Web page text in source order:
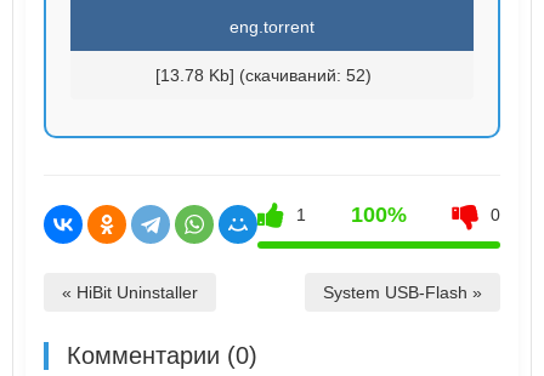
eng.torrent
[13.78 Kb] (cкачиваний: 52)
1 100% 0
« HiBit Uninstaller System USB-Flash »
Комментарии (0)